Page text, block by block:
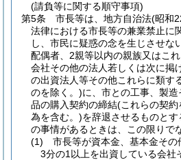
(請負等に関する順守事項)
第5条
市長等は、地方自治法(昭和
法律における市長等の兼業禁止に
し、市民に疑惑の念を生じさせな
配偶者、2親等以内の親族又はこ
会社その他の法人若しくは次に掲
の出資法人等その他これらに類す
のを除く。)に、市との工事、製
品の購入契約の締結(これらの契
為を含む。)を辞退させるものとす
の事情があるときは、この限りで
(1)
市長等が資本金、基本金そ
3分の1以上を出資している会社